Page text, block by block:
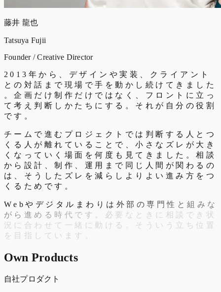
藤井 龍也
Tatsuya Fujii
Founder / Creative Director
20 13 年か ら デザ イ ン や実 装 ク ラ イ ア ン
ト
との 対話 ま で 現場 で手 を動 か し 続 け て き ま し た
。企 画 だ け制 作 だ け で は な く フ ロ ン ト に 立 っ
て考 え 判 断 し か た ち に す る 。 そ れ が 自分 の役 割
です 。
チ ー ム で 進む プ ロ ジ ェ ク ト で は 判 断 す る 人 と つ
く る 人 が 離 れ て い る こ と で 、小 さ な ズ レ が 大 き
く な って い く 場面 を何 度 も 見て き ま し た 。相 談
か ら 設計 、制 作 運 用 ま で 同 じ 人 間 が 関 わ る の
は
そ う し た ズ レ を減 ら し よ り よ い 進み 方 を つ
く る ため です 。
We bや デ ジ タ ル ま わ り は 外部 の専 門性 と組 み な
が ら 進め る 時 代 で す 。 必 要 な と き に 相 談 で き 状
況 に 合 わ せ て 一 緒 に 動 け る そ う い う 立 ち 位 置
を 目 指 し て い ま す
Own Products
自社プロダクト